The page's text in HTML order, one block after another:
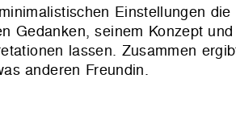
Einstellungen
Gedanken, seinem Konzept
lassen. Zusammen
anderen Freundin.